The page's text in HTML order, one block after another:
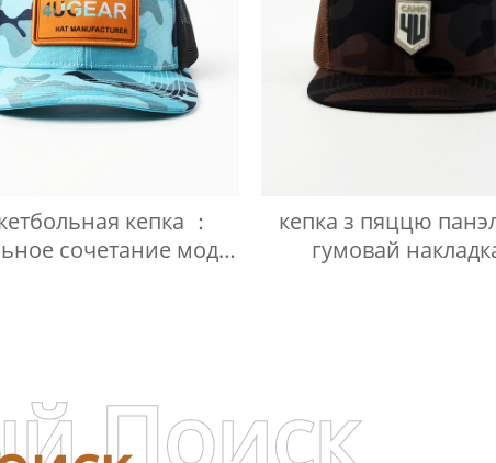
кепка ：
сочетание моды
кепка з пяццю
гумовай
Поиск